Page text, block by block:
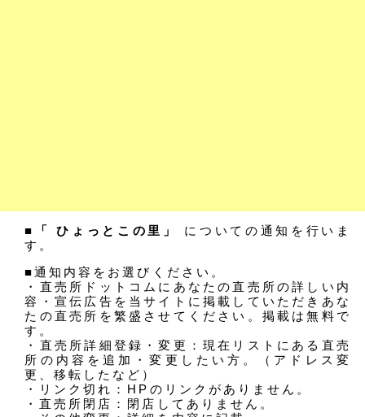
■「 ひょっとこの里」 についての通知を行いま
す。
■通知内容をお選びください。
・直売所ドットコムにあなたの直売所の詳しい内
容・宣伝広告を当サイトに掲載していただきあな
たの直売所を繁盛させてください。掲載は無料で
す。
・直売所詳細登録・変更：現在リストにある直売
所の内容を追加・変更したい方。（アドレス変
更、移転したなど）
・リンク切れ：HPのリンクがありません。
・直売所閉店：閉店してありません。